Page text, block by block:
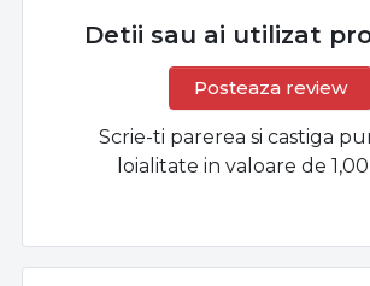
Detii sau ai utilizat
Posteaza review
Scrie-ti parerea si castiga
loialitate in valoare de